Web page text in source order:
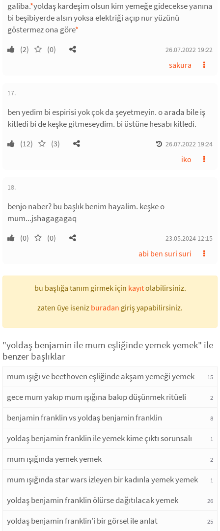
galiba.*yoldaş kardeşim olsun kim yemeğe gidecekse yanına
bi beşibiyerde alsın yoksa elektriği açıp nur yüzünü
göstermez ona göre*
(2) (0) 26.07.2022 19:22
sakura
17.
ben yedim bi espirisi yok çok da şeyetmeyin. o arada bile iş
kitledi bi de keşke gitmeseydim. bi üstüne hesabı kitledi.
(12) (3) 26.07.2022 19:24
iko
18.
benjo naber? bu başlık benim hayalim. keşke o
mum...jshagagagaq
(0) (0) 23.05.2024 12:15
abi ben suri suri
bu başlığa tanım girmek için kayıtolabilirsiniz.
zaten üye iseniz buradan giriş yapabilirsiniz.
"yoldaş benjamin ile mum eşliğinde yemek yemek" ile
benzer başlıklar
mum ışığı ve beethoven eşliğinde akşam yemeği yemek 15
gece mum yakıp mum ışığına bakıp düşünmek ritüeli 2
benjamin franklin vs yoldaş benjamin franklin 8
yoldaş benjamin franklin ile yemek kime çıktı sorunsalı 1
mum ışığında yemek yemek 2
mum ışığında star wars izleyen bir kadınla yemek yemek 1
yoldaş benjamin franklin ölürse dağıtılacak yemek 26
yoldaş benjamin franklin'i bir görsel ile anlat 25